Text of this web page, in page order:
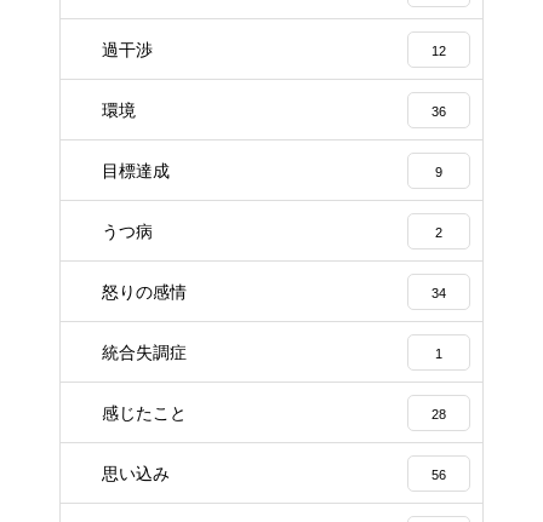
過干渉 12
環境 36
目標達成 9
うつ病 2
怒りの感情 34
統合失調症 1
感じたこと 28
思い込み 56